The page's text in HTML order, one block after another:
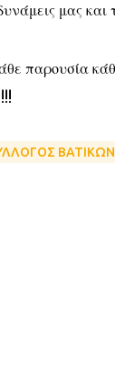
μας και
παρουσία
ΒΑΤΙΚΩΝ